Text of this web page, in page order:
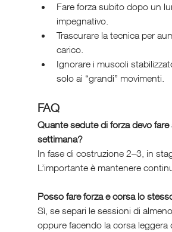
Fare forza subito dopo un
impegnativo.
Trascurare la tecnica per
carico.
Ignorare i muscoli
solo ai “grandi” movimenti.
FAQ
Quante sedute di forza devo fare
settimana?
In fase di costruzione 2–3, in
L’importante è mantenere
Posso fare forza e corsa lo
Sì, se separi le sessioni di
oppure facendo la corsa leggera